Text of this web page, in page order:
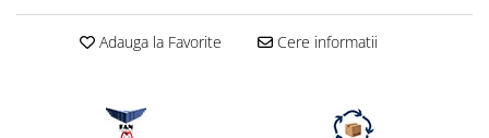
Adauga la Favorite Cere informatii